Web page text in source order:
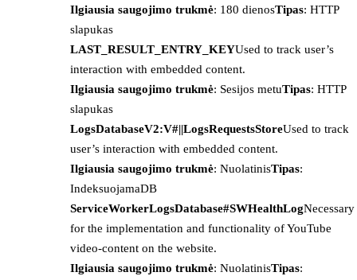
Ilgiausia saugojimo trukmė: 180 dienosTipas: HTTP
slapukas
LAST_RESULT_ENTRY_KEYUsed to track user’s
interaction with embedded content.
Ilgiausia saugojimo trukmė: Sesijos metuTipas: HTTP
slapukas
LogsDatabaseV2:V#||LogsRequestsStoreUsed to track
user’s interaction with embedded content.
Ilgiausia saugojimo trukmė: NuolatinisTipas:
IndeksuojamaDB
ServiceWorkerLogsDatabase#SWHealthLogNecessary
for the implementation and functionality of YouTube
video-content on the website.
Ilgiausia saugojimo trukmė: NuolatinisTipas: